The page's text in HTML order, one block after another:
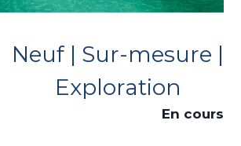
Neuf | Sur-mesure |
Exploration
En cours